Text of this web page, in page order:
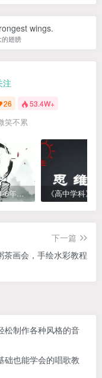
wings.
翅膀
注
26 53.4W+
笑不累
螺蛳小学语文1-6年级《小学古诗文》课程视频
下一篇
茶画会，手绘水彩教程
松制作各种风格的音
础也能学会的唱歌教